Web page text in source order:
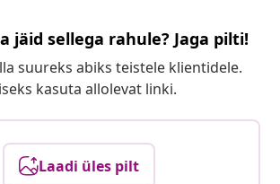
jäid sellega rahule? Jaga pilti!
suureks abiks teistele klientidele.
kasuta allolevat linki.
Laadi üles pilt